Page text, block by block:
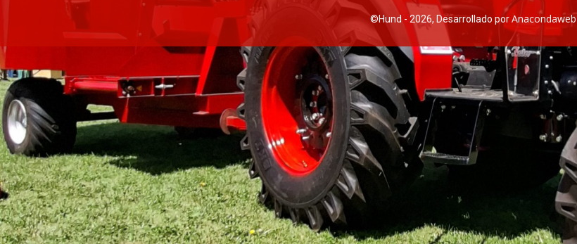
©Hund - 2026, Desarrollado por Anacondaweb